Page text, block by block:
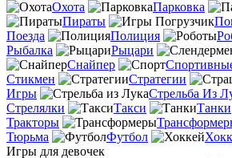
Охота
Парковка
Пираты
Поезда
Полиция
Рыбалка
Рыцари
Снайпер
Стикмен
Стратегии
Игры
Стрельба Из
Стрелялки
Такси
Танки
Тракторы
Тюрьма
Футбол
Игры для девочек